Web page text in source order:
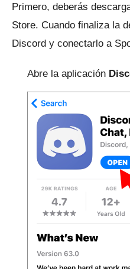
Primero, deberás
Store. Cuando finaliza la
Discord y conectarlo a
Abre la aplicación